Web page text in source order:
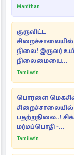
Manithan
குருவிட்ட
நிலை! இருவர்
நிலைமையை
கட்டுப்படுத்த
Tamilwin
பொரளை
சிறைச்சாலையில்
பதற்றநிலை..!
மர்மப்பொதி -
பின்னணியில்
Tamilwin